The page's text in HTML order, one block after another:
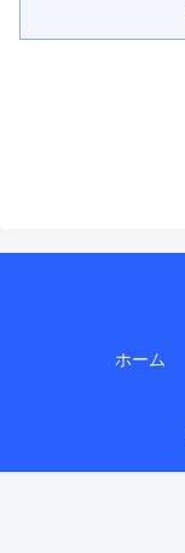
ホーム